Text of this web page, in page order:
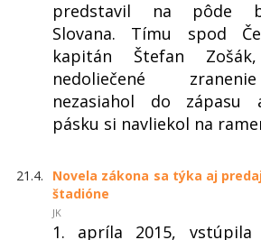
predstavil na pôde
Slovana. Tímu spod
kapitán Štefan
nedoliečené
nezasiahol do zápasu
pásku si navliekol na
21.4.
Novela zákona sa týka aj
štadióne
JK
1. apríla 2015,